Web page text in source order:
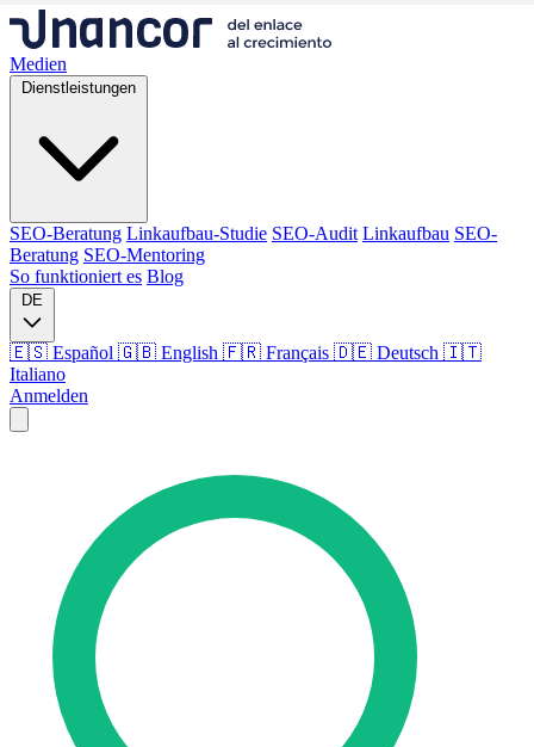
Medien
Dienstleistungen
SEO-Beratung Linkaufbau-Studie SEO-Audit Linkaufbau SEO-
Beratung SEO-Mentoring
So funktioniert es Blog
DE
🇪🇸 Español 🇬🇧 English 🇫🇷 Français 🇩🇪 Deutsch 🇮🇹
Italiano
Anmelden
SEO-Beratung Linkaufbau
Beratung
SEO-Mentoring
So funktioniert es
Sprache
🇪🇸 ES
🇬🇧 EN 🇮🇹 IT